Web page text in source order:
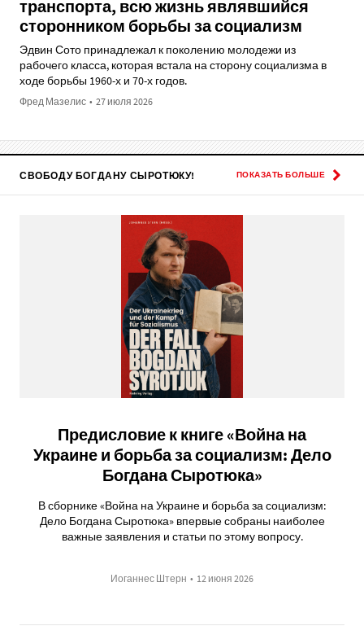
транспорта, всю жизнь являвшийся
сторонником борьбы за социализм
Эдвин Сото принадлежал к поколению молодежи из
рабочего класса, которая встала на сторону социализма в
ходе борьбы 1960-х и 70-х годов.
Фред Мазелис • 27 июля 2026
СВОБОДУ БОГДАНУ СЫРОТЮКУ! ПОКАЗАТЬ БОЛЬШЕ
Предисловие к книге «Война на
Украине и борьба за социализм: Дело
Богдана Сыротюка»
В сборнике «Война на Украине и борьба за социализм:
Дело Богдана Сыротюка» впервые собраны наиболее
важные заявления и статьи по этому вопросу.
Иоганнес Штерн • 12 июня 2026